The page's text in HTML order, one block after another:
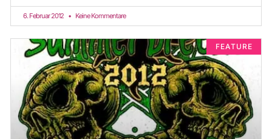
6. Februar 2012 Keine Kommentare
FEATURE